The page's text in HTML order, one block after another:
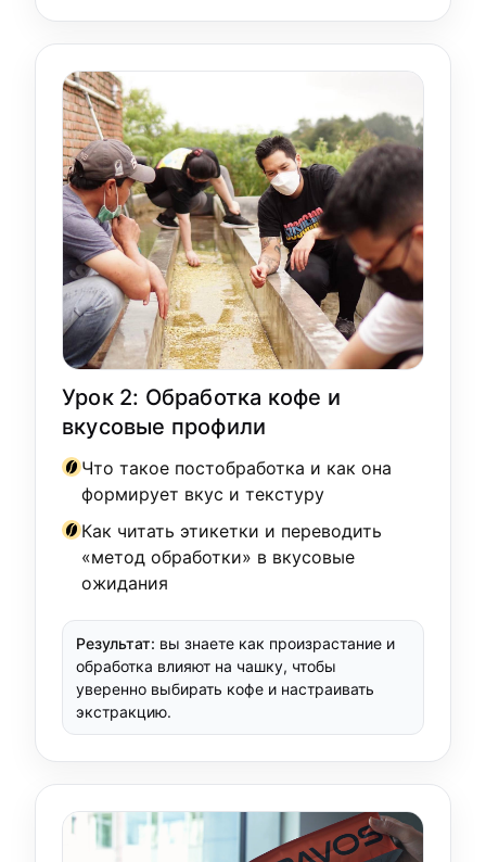
Урок 2: Обработка кофе и
вкусовые профили
Что такое постобработка и как она
формирует вкус и текстуру
Как читать этикетки и переводить
«метод обработки» в вкусовые
ожидания
Результат: вы знаете как произрастание и
обработка влияют на чашку, чтобы
уверенно выбирать кофе и настраивать
экстракцию.